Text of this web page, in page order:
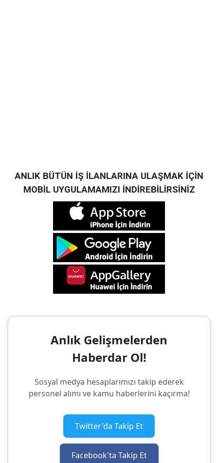
ANLIK BÜTÜN İŞ İLANLARINA ULAŞMAK İÇİN
MOBİL UYGULAMAMIZI İNDİREBİLİRSİNİZ
Anlık Gelişmelerden
Haberdar Ol!
Sosyal medya hesaplarımızı takip ederek
personel alımı ve kamu haberlerini kaçırma!
Twitter'da Takip Et
Facebook'ta Takip Et